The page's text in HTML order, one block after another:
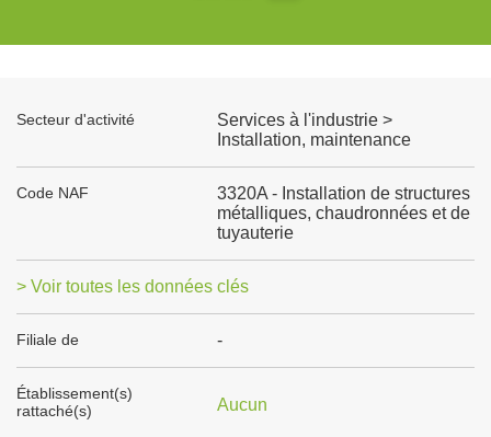
Secteur d'activité
Services à l'industrie >
Installation, maintenance
Code NAF
3320A - Installation de structures
métalliques, chaudronnées et de
tuyauterie
> Voir toutes les données clés
Filiale de -
Établissement(s)
rattaché(s)
Aucun